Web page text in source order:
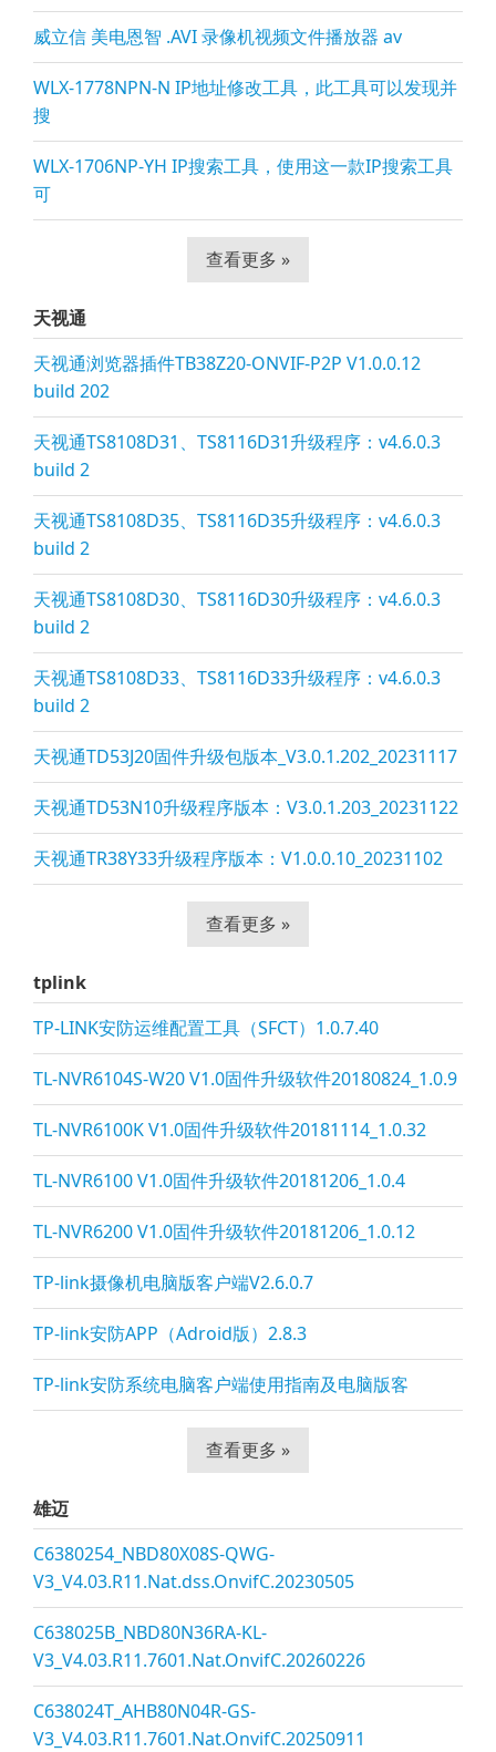
威立信 美电恩智 .AVI 录像机视频文件播放器 av
WLX-1778NPN-N IP地址修改工具，此工具可以发现并
搜
WLX-1706NP-YH IP搜索工具，使用这一款IP搜索工具
可
查看更多 »
天视通
天视通浏览器插件TB38Z20-ONVIF-P2P V1.0.0.12
build 202
天视通TS8108D31、TS8116D31升级程序：v4.6.0.3
build 2
天视通TS8108D35、TS8116D35升级程序：v4.6.0.3
build 2
天视通TS8108D30、TS8116D30升级程序：v4.6.0.3
build 2
天视通TS8108D33、TS8116D33升级程序：v4.6.0.3
build 2
天视通TD53J20固件升级包版本_V3.0.1.202_20231117
天视通TD53N10升级程序版本：V3.0.1.203_20231122
天视通TR38Y33升级程序版本：V1.0.0.10_20231102
查看更多 »
tplink
TP-LINK安防运维配置工具（SFCT）1.0.7.40
TL-NVR6104S-W20 V1.0固件升级软件20180824_1.0.9
TL-NVR6100K V1.0固件升级软件20181114_1.0.32
TL-NVR6100 V1.0固件升级软件20181206_1.0.4
TL-NVR6200 V1.0固件升级软件20181206_1.0.12
TP-link摄像机电脑版客户端V2.6.0.7
TP-link安防APP（Adroid版）2.8.3
TP-link安防系统电脑客户端使用指南及电脑版客
查看更多 »
雄迈
C6380254_NBD80X08S-QWG-
V3_V4.03.R11.Nat.dss.OnvifC.20230505
C638025B_NBD80N36RA-KL-
V3_V4.03.R11.7601.Nat.OnvifC.20260226
C638024T_AHB80N04R-GS-
V3_V4.03.R11.7601.Nat.OnvifC.20250911